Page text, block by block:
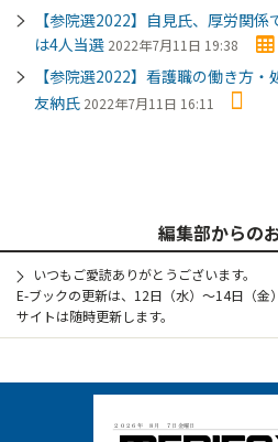
【参院選2022】自見氏、厚労
は4人当選 2022年7月11日 19:38
【参院選2022】看護職の働き
友納氏 2022年7月11日 16:11
編集部からの
いつもご愛読ありがとうございます。
E-ブックの更新は、12日（水）～14日（金
サイトは随時更新します。